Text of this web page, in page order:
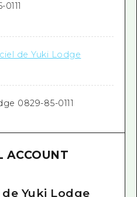
de Yuki Lodge
0829-85-0111
ACCOUNT
Yuki Lodge